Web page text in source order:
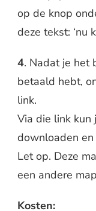
op de knop
deze tekst: ‘nu
4. Nadat je het
betaald hebt,
link.
Via die link kun
downloaden en
Let op. Deze
een andere
Kosten: